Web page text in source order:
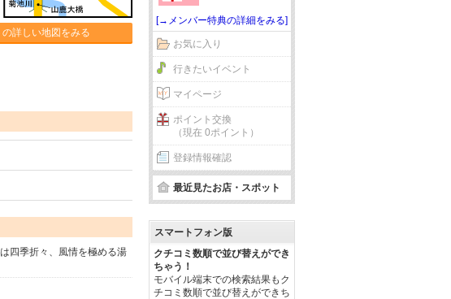
詳しい地図をみる
四季折々、風情を極める湯
[→メンバー特典の詳細をみる]
お気に入り
行きたいイベント
マイページ
ポイント交換
（現在 0ポイント）
登録情報確認
最近見たお店・スポット
スマートフォン版
クチコミ数順で並び替えができ
ちゃう！
モバイル端末での検索結果もク
チコミ数順で並び替えができち